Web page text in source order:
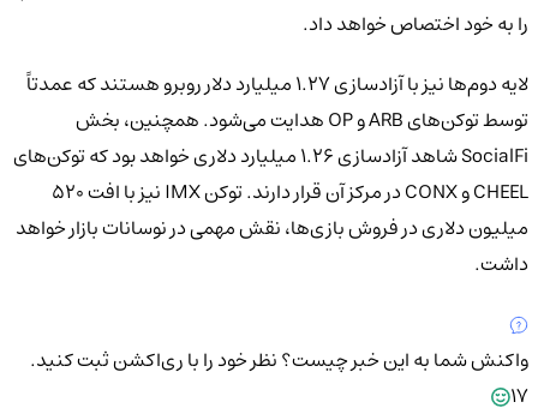
را به خود اختصاص خواهد داد.
لایه دوم‌ها نیز با آزادسازی ۱.۲۷ میلیارد دلار روبرو هستند که عمدتاً
توسط توکن‌های ARB و OP هدایت می‌شود. همچنین، بخش
SocialFi شاهد آزادسازی ۱.۲۶ میلیارد دلاری خواهد بود که توکن‌های
CHEEL و CONX در مرکز آن قرار دارند. توکن IMX نیز با افت ۵۲۰
میلیون دلاری در فروش بازی‌ها، نقش مهمی در نوسانات بازار خواهد
داشت.
واکنش شما به این خبر چیست؟نظر خود را با ری‌اکشن ثبت کنید.
17